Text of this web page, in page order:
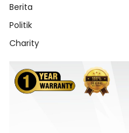
Berita
Politik
Charity